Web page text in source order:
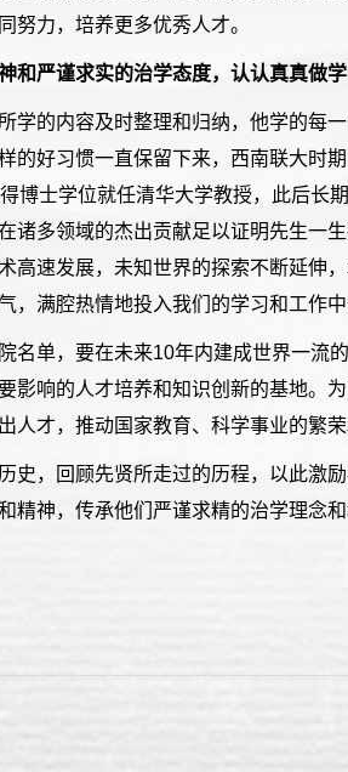
努力，培养更多优秀人才。
严谨求实的治学态度，认认真真做学
学的内容及时整理和归纳，他学的每
的好习惯一直保留下来，西南联大时
博士学位就任清华大学教授，此后长
诸多领域的杰出贡献足以证明先生一
高速发展，未知世界的探索不断延伸
满腔热情地投入我们的学习和工作中
名单，要在未来10年内建成世界一流
响的人才培养和知识创新的基地。为
才，推动国家教育、科学事业的繁荣
史，回顾先贤所走过的历程，以此激
精神，传承他们严谨求精的治学理念